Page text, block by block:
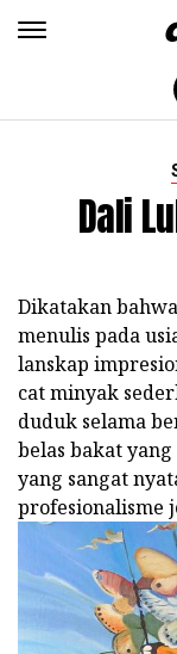
Dali
Dikatakan
menulis pada
lanskap
cat minyak
duduk selama
belas bakat
yang sangat
profesionalisme